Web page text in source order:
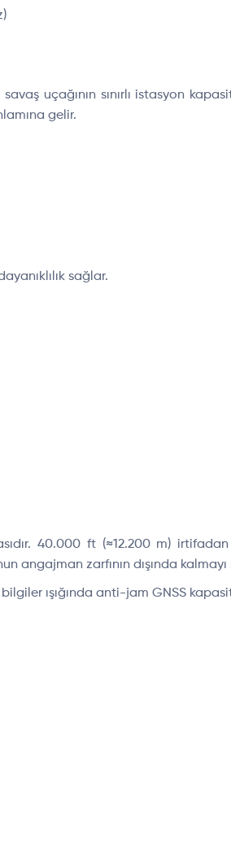
uçağının sınırlı istasyon
gelir.
sağlar.
40.000 ft (≈12.200 m) irtifadan
zarfının dışında kalmayı
ışığında anti-jam GNSS